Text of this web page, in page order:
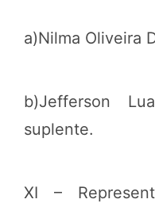
a)Nilma Oliveira
b)Jefferson
suplente.
XI –